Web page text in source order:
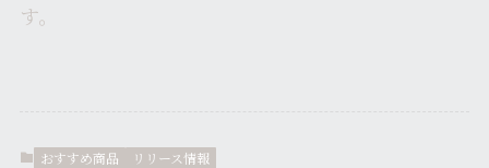
す。
おすすめ商品
リリース情報